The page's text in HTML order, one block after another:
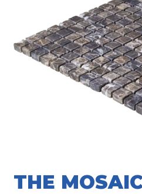
THE